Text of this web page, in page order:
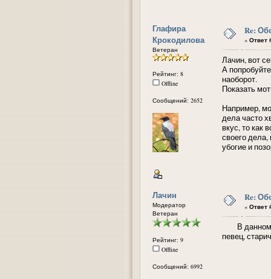
Глафира
Крокодилова
Ветеран
Рейтинг: 8
Offline
Сообщений: 2652
Re:
« Ответ
Лачин, вот
А
наоборот.
Показать
Например,
дела часто
вкус, то как
своего дела,
убогие и
Лачин
Модератор
Ветеран
Рейтинг: 9
Offline
Сообщений: 6992
Re:
« Ответ
В данном
певец,